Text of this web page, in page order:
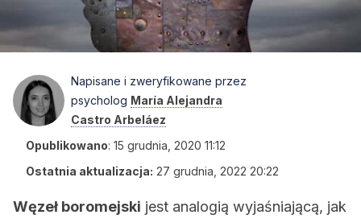
Napisane i zweryfikowane przez
psycholog María Alejandra
Castro Arbeláez
Opublikowano: 15 grudnia, 2020 11:12
Ostatnia aktualizacja: 27 grudnia, 2022 20:22
Węzeł boromejski jest analogią wyjaśniającą, jak